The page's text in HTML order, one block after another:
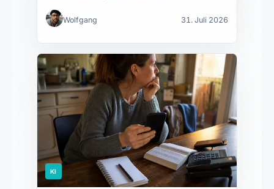
Wolfgang 31. Juli 2026
KI